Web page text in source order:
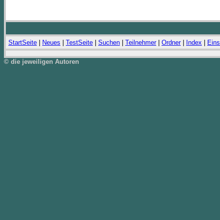
StartSeite Neues TestSeite Suchen Teilnehmer| Ordner| Index
© die jeweiligen Autoren